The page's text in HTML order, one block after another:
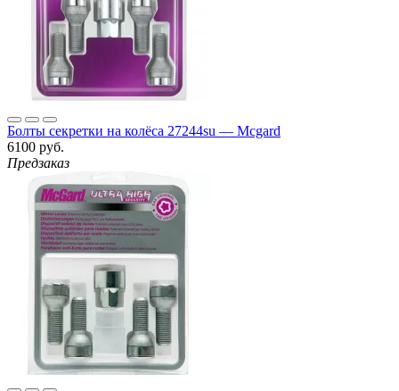
Болты секретки на колёса 27244su — Mcgard
6100 руб.
Предзаказ